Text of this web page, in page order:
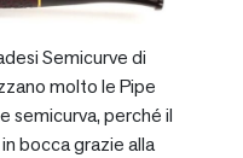
Semicurve di
molto le Pipe
semicurva, perché il
bocca grazie alla